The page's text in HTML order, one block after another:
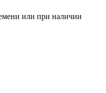
или при наличии